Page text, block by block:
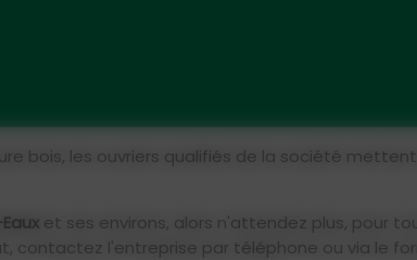
bois, les ouvriers qualifiés de la société
et ses environs, alors n'attendez plus, pour
l'entreprise par téléphone ou via le